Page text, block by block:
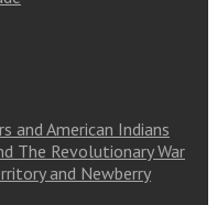
and American Indians
The Revolutionary War
and Newberry